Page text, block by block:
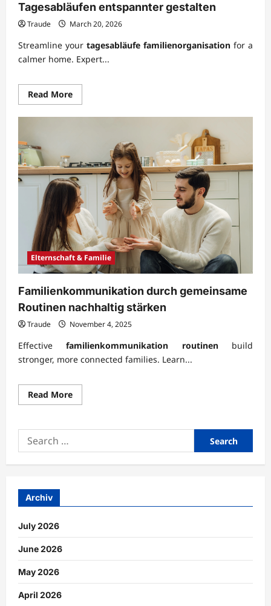
Tagesabläufen entspannter gestalten
Traude March 20, 2026
Streamline your tagesabläufe familienorganisation for a
calmer home. Expert...
Read MoreRead
more
Familienorganisation
Tagesabläufen
entspannter
gestalten
Elternschaft & Familie
Familienkommunikation durch gemeinsame
Routinen nachhaltig stärken
Traude November 4, 2025
Effectivefamilienkommunikation routinenbuild
stronger, more connected families. Learn...
Read MoreRead
more
durch
nachhaltig
stärken
Search
for:
Archiv
July 2026
June 2026
May 2026
April 2026